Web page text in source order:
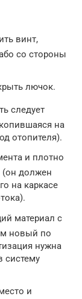
винт,
со стороны
лючок.
следует
на
отопителя).
и плотно
(он должен
на каркасе
материал с
новый по
нужна
систему
и